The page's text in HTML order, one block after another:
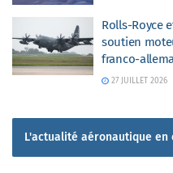
Rolls-Royce
soutien
franco-
27 JUILLET 2026
L'actualité aéronautique en